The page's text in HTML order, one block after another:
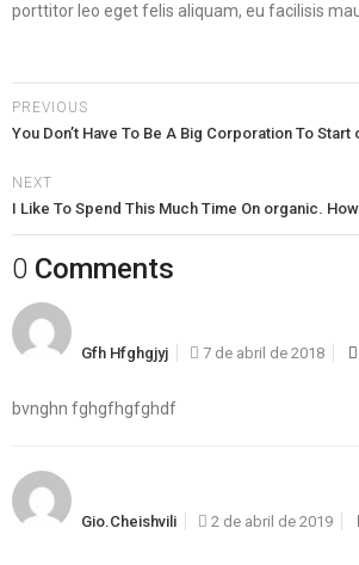
porttitor leo eget felis aliquam, eu facilisis
PREVIOUS
You Don’t Have To Be A Big Corporation To Start
NEXT
I Like To Spend This Much Time On organic.
0 Comments
Gfh Hfghgjyj 7 de abril de 2018
bvnghn fghgfhgfghdf
Gio.cheishvili 2 de abril de 2019